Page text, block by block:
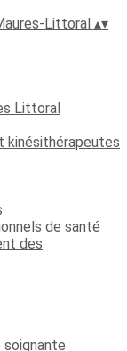
Littoral ▴▾
Littoral
kinésithérapeutes
de santé
des